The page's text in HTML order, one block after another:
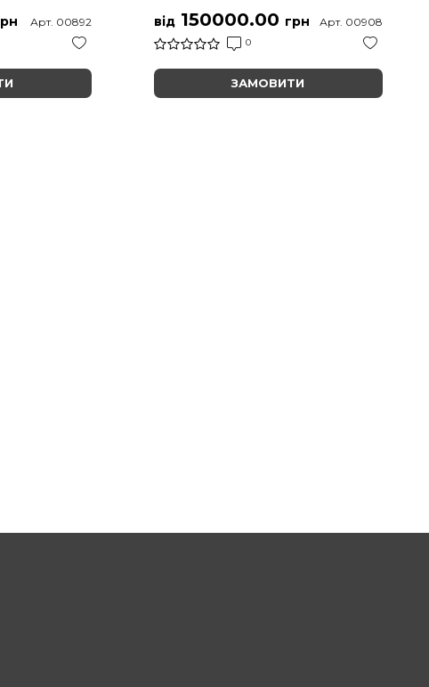
Арт. 00892 від150000.00 грн
0
Арт. 00908
ЗАМОВИТИ